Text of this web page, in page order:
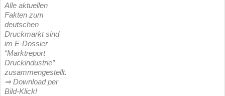
Alle aktuellen
Fakten zum
deutschen
Druckmarkt sind
im E-Dossier
“Marktreport
Druckindustrie”
zusammengestellt.
⇒ Download per
Bild-Klick!